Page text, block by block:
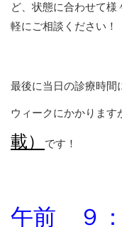
ど、状態に合わせて
軽にご相談ください！
最後に当日の診療時間
ウィークにかかります
載）
です！
午前 ９：